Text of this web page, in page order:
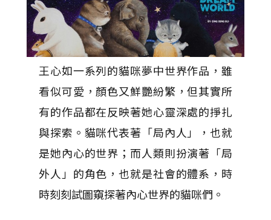
王心如一系列的貓咪夢中世界作品，雖
看似可愛，顏色又鮮艷紛繁，但其實所
有的作品都在反映著她心靈深處的掙扎
與探索。貓咪代表著「局內人」，也就
是她內心的世界；而人類則扮演著「局
外人」的角色，也就是社會的體系，時
時刻刻試圖窺探著內心世界的貓咪們。